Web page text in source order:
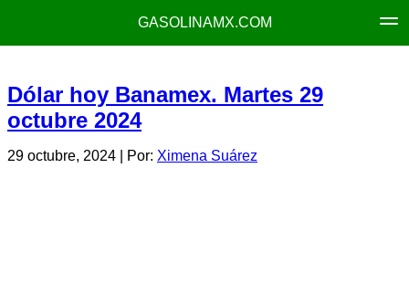
GASOLINAMX.COM
Dólar hoy Banamex. Martes 29
octubre 2024
29 octubre, 2024 | Por: Ximena Suárez